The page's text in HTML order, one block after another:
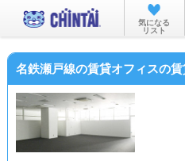
お部屋
沿
気になる
リスト
名鉄瀬戸線の賃貸オフィスの